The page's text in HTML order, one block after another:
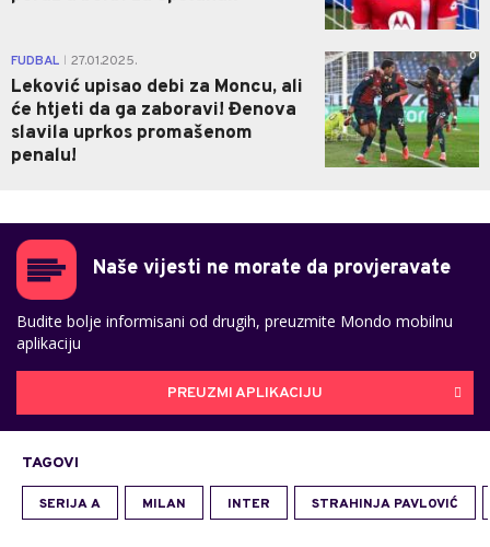
FUDBAL 27.01.2025.
Leković upisao debi za Moncu, ali
će htjeti da ga zaboravi! Đenova
slavila uprkos promašenom
penalu!
0
Naše vijesti ne morate da provjeravate
Budite bolje informisani od drugih, preuzmite Mondo mobilnu
aplikaciju
PREUZMI APLIKACIJU
TAGOVI
SERIJA A MILAN INTER STRAHINJA PAVLOVIĆ